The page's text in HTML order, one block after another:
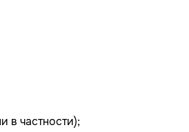
в частности);